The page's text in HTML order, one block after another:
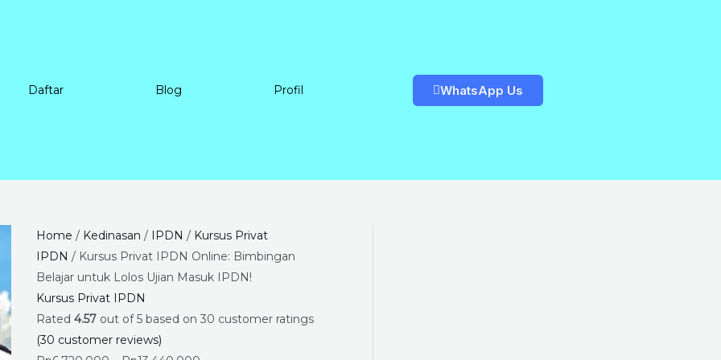
Daftar Blog Profil WhatsApp Us
Home / Kedinasan / IPDN / Kursus Privat
IPDN / Kursus Privat IPDN Online: Bimbingan
Belajar untuk Lolos Ujian Masuk IPDN!
Kursus Privat IPDN
Rated 4.57out of 5 based on 30 customer ratings
(30 customer reviews)
Price
range:
Rp6.720.000
Rp13.440.000
Kursus
Privat
IPDN
Online:
Bimbingan
Belajar